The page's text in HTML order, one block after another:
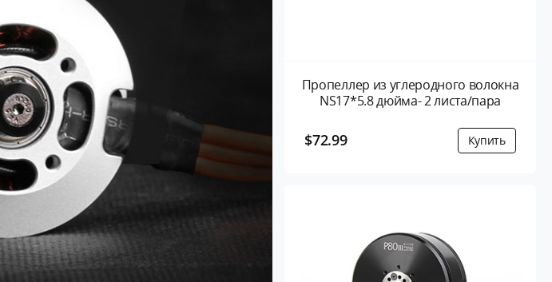
Пропеллер из углеродного волокна
NS17*5.8 дюйма- 2 листа/пара
$72.99